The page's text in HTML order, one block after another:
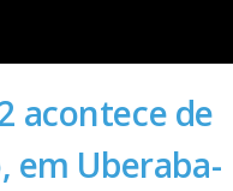
acontece de
em Uberaba-